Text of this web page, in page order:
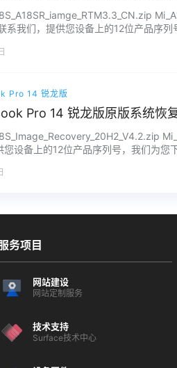
系我们，提供您设备上的12位产品序
Pro 14 锐龙版
Pro 14 锐龙版原版系统恢
您设备上的12位产品序列号，我们为
务项目
网站建设
网站定制服务
技术支持
Surface技术中心